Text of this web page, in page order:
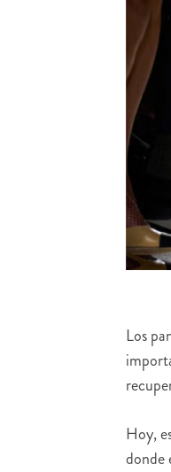
Los
Hoy,
donde